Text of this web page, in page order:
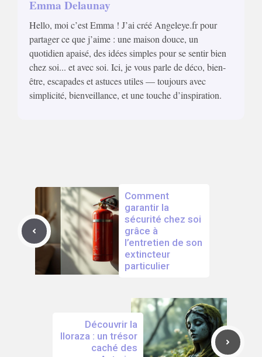
Emma Delaunay
Hello, moi c’est Emma ! J’ai créé Angeleye.fr pour
partager ce que j’aime : une maison douce, un
quotidien apaisé, des idées simples pour se sentir bien
chez soi... et avec soi. Ici, je vous parle de déco, bien-
être, escapades et astuces utiles — toujours avec
simplicité, bienveillance, et une touche d’inspiration.
Comment
garantir la
sécurité chez soi
grâce à
l’entretien de son
extincteur
particulier
Découvrir la
lloraza : un trésor
caché des